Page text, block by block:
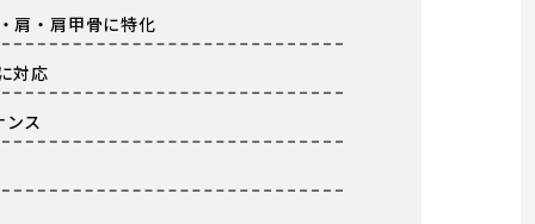
肩・肩甲骨に特化
対応
ス